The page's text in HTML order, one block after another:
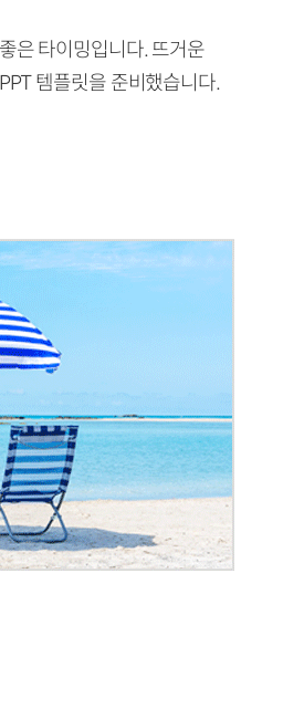
은 타이밍입니다. 뜨거운
템플릿을 준비했습니다.